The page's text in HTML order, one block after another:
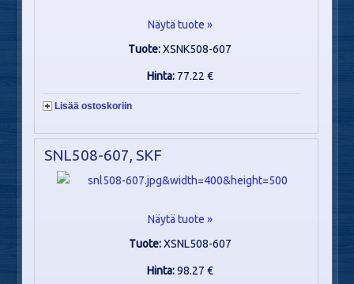
Näytä tuote »
Tuote:XSNK508-607
Hinta: 77.22 €
Lisää ostoskoriin
SNL508-607, SKF
Näytä tuote »
Tuote:XSNL508-607
Hinta:98.27 €